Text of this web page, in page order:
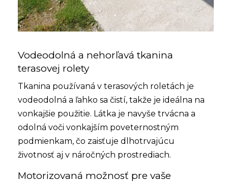
Vodeodolná a nehorľavá tkanina
terasovej rolety
Tkanina používaná v terasových roletách je
vodeodolná a ľahko sa čistí, takže je ideálna na
vonkajšie použitie. Látka je navyše trvácna a
odolná voči vonkajším poveternostným
podmienkam, čo zaisťuje dlhotrvajúcu
životnosť aj v náročných prostrediach.
Motorizovaná možnosť pre vaše